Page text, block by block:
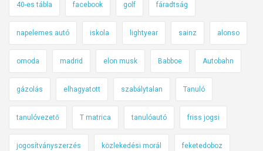
40-es tábla facebook golf fáradtság
napelemes autó iskola lightyear sainz alonso
omoda madrid elon musk Babboe Autobahn
gázolás elhagyatott szabálytalan Tanuló
tanulóvezető T matrica tanulóautó friss jogsi
jogosítványszerzés közlekedési morál feketedoboz